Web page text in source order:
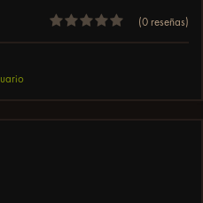
(0 reseñas)